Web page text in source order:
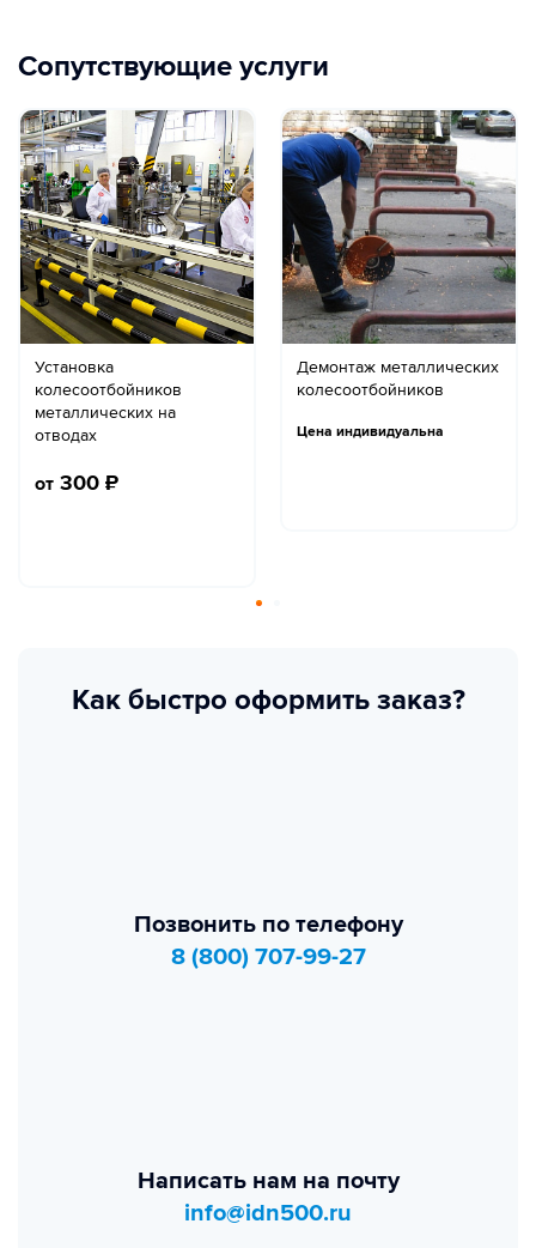
Сопутствующие услуги
Установка
колесоотбойников
металлических на
отводах
от 300 ₽
Демонтаж металлических
колесоотбойников
Цена индивидуальна
Как быстро оформить заказ?
Позвонить по телефону
8 (800) 707-99-27
Написать нам на почту
info@idn500.ru